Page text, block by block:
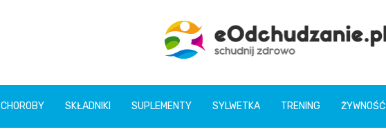
eOdchudzanie.pl
CHOROBY SKŁADNIKI SUPLEMENTY SYLWETKA TRENING ŻYWNOŚĆ